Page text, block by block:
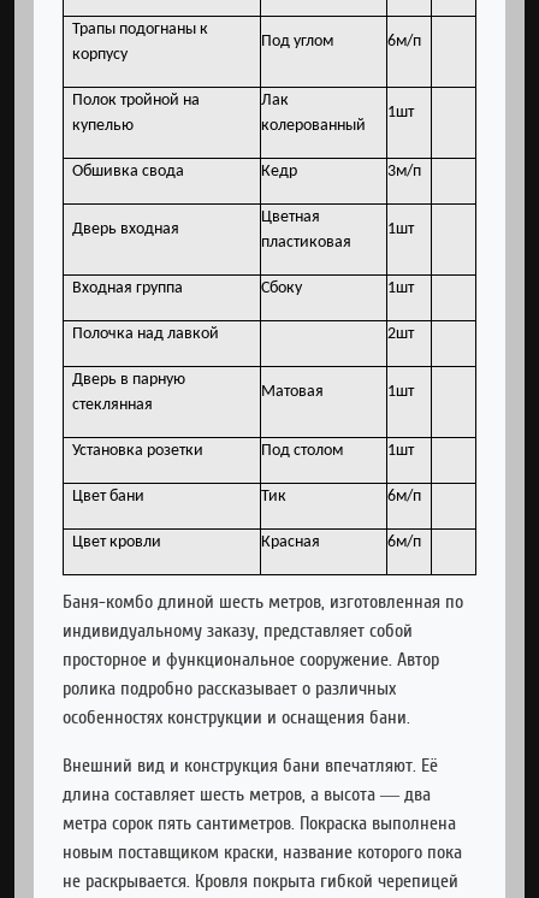
Трапы подогнаны к
корпусу
Под углом 6м/п
Полок тройной на
купелью
Лак
колерованный
1шт
Обшивка свода Кедр 3м/п
Дверь входная
Цветная
пластиковая
1шт
Входная группа Сбоку 1шт
Полочка над лавкой 2шт
Дверь в парную
стеклянная
Матовая 1шт
Установка розетки Под столом 1шт
Цвет бани Тик 6м/п
Цвет кровли Красная 6м/п
Баня-комбо длиной шесть метров, изготовленная по
индивидуальному заказу, представляет собой
просторное и функциональное сооружение. Автор
ролика подробно рассказывает о различных
особенностях конструкции и оснащения бани.
Внешний вид и конструкция бани впечатляют. Её
длина составляет шесть метров, а высота — два
метра сорок пять сантиметров. Покраска выполнена
новым поставщиком краски, название которого пока
не раскрывается. Кровля покрыта гибкой черепицей